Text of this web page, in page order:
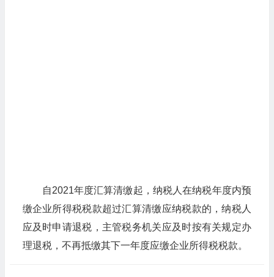
自2021年度汇算清缴起，纳税人在纳税年度内预
缴企业所得税税款超过汇算清缴应纳税款的，纳税人
应及时申请退税，主管税务机关应及时按有关规定办
理退税，不再抵缴其下一年度应缴企业所得税税款。